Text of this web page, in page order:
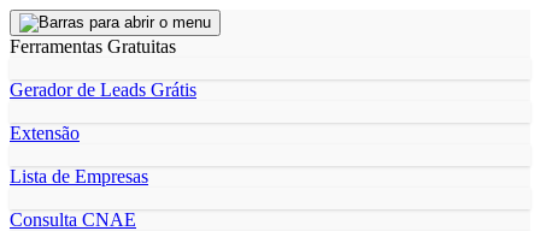
Ferramentas Gratuitas
Gerador de Leads Grátis
Extensão
Lista de Empresas
Consulta CNAE